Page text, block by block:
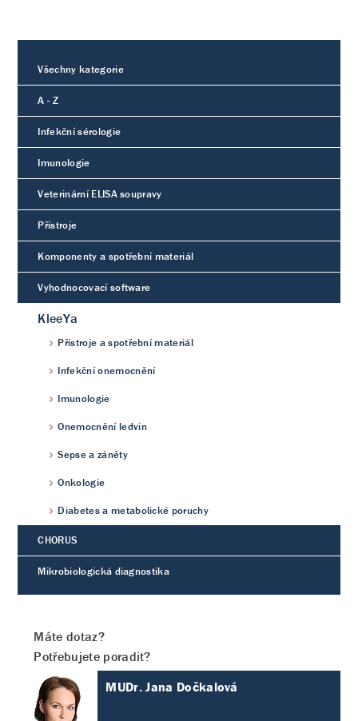
Všechny kategorie
A - Z
Infekční sérologie
Imunologie
Veterinární ELISA soupravy
Přístroje
Komponenty a spotřební materiál
Vyhodnocovací software
KleeYa
Přístroje a spotřební materiál
Infekční onemocnění
Imunologie
Onemocnění ledvin
Sepse a záněty
Onkologie
Diabetes a metabolické poruchy
CHORUS
Mikrobiologická diagnostika
Máte dotaz?
Potřebujete poradit?
MUDr. Jana Dočkalová